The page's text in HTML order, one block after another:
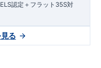
認定＋フラット35S対
る